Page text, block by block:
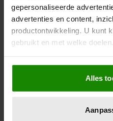
gepersonaliseerde
advertenties en content,
productontwikkeling. U kunt
gebruikt en met welke doelen.
Als u het toestaat, willen we
Informatie
locatie, die tot een paar
scannen op specifieke
Alles